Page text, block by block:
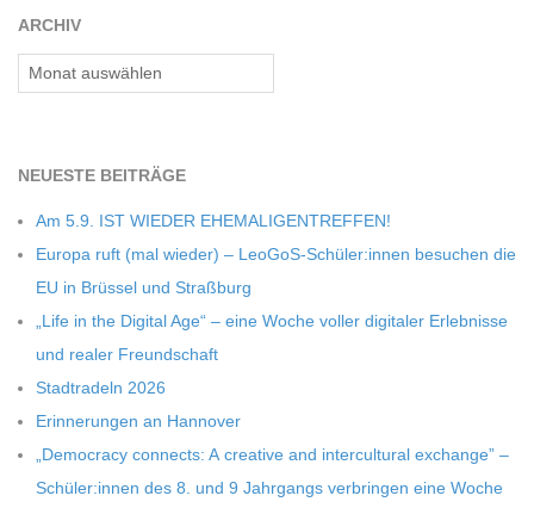
M
I
D
T
-
S
C
H
ARCHIV
Archiv
NEU­ESTE BEITRÄGE
Am 5.9. IST WIEDER EHEMALIGENTREFFEN!
Europa ruft (mal wie­der) – LeoGoS-Schüler:innen besu­chen die
EU in Brüs­sel und Straßburg
„Life in the Digi­tal Age“ – eine Woche vol­ler digi­ta­ler Erleb­nisse
und rea­ler Freundschaft
Stadt­ra­deln 2026
Erin­ne­run­gen an Hannover
„Demo­cracy con­nects: A crea­tive and inter­cul­tu­ral exch­ange” –
Schüler:innen des 8. und 9 Jahr­gangs ver­brin­gen eine Woche